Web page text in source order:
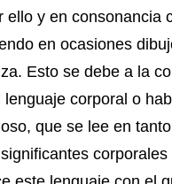
ello y en consonancia
en ocasiones
Esto se debe a la
lenguaje corporal o
que se lee en